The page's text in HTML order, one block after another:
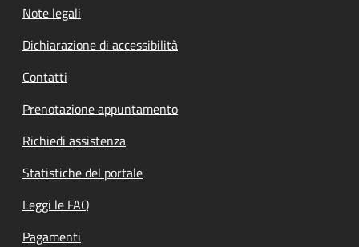
Note legali
Dichiarazione di accessibilità
Contatti
Prenotazione appuntamento
Richiedi assistenza
Statistiche del portale
Leggi le FAQ
Pagamenti